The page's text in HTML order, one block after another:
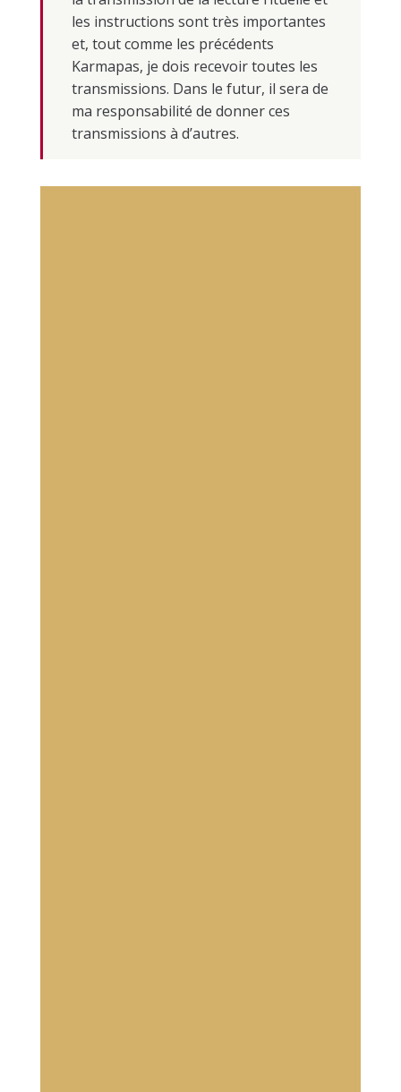
les instructions sont très importantes
et, tout comme les précédents
Karmapas, je dois recevoir toutes les
transmissions. Dans le futur, il sera de
ma responsabilité de donner ces
transmissions à d’autres.